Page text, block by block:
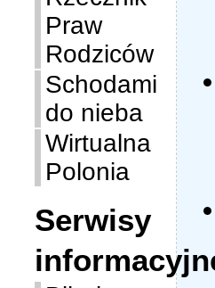
Praw
Rodziców
Schodami
do nieba
Wirtualna
Polonia
Serwisy